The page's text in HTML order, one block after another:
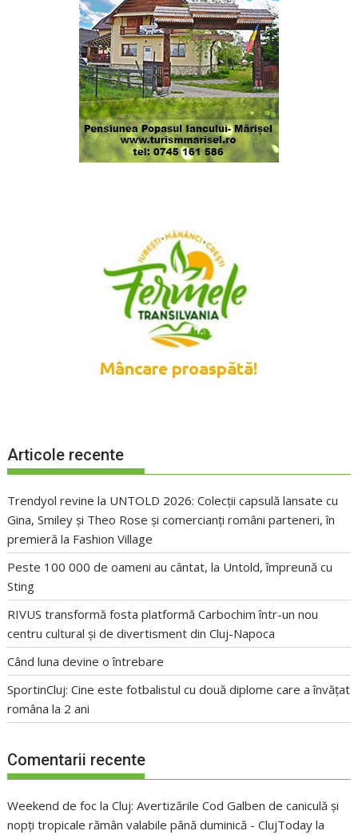
Articole recente
Trendyol revine la UNTOLD 2026: Colecții capsulă lansate cu
Gina, Smiley și Theo Rose și comercianți români parteneri, în
premieră la Fashion Village
Peste 100 000 de oameni au cântat, la Untold, împreună cu
Sting
RIVUS transformă fosta platformă Carbochim într-un nou
centru cultural și de divertisment din Cluj-Napoca
Când luna devine o întrebare
SportinCluj: Cine este fotbalistul cu două diplome care a învățat
româna la 2 ani
Comentarii recente
Weekend de foc la Cluj: Avertizările Cod Galben de caniculă și
nopți tropicale rămân valabile până duminică - ClujToday la